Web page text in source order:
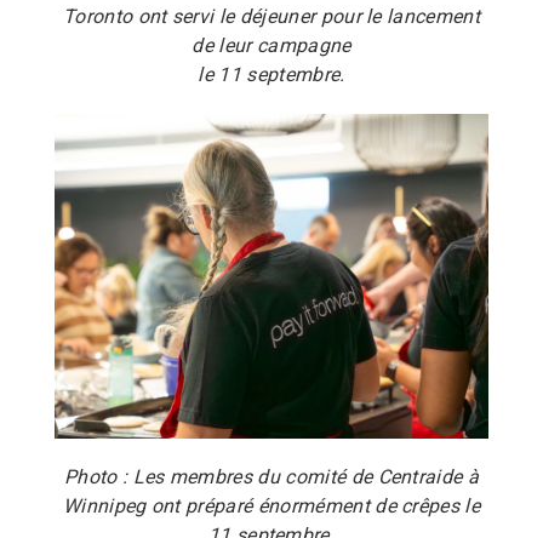
Toronto ont servi le déjeuner pour le lancement
de leur campagne
le 11 septembre.
Photo : Les membres du comité de Centraide à
Winnipeg ont préparé énormément de crêpes le